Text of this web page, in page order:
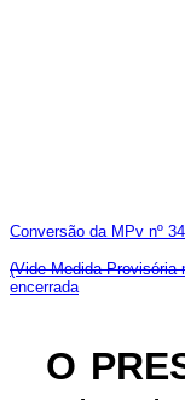
Conversão da MPv nº
(Vide Medida Provisória
encerrada
O